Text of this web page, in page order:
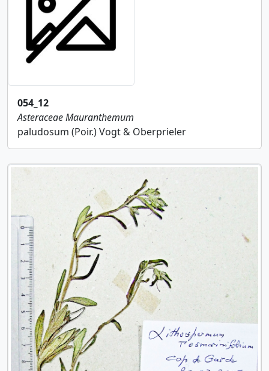
054_12
AsteraceaeMauranthemum
paludosum (Poir.) Vogt & Oberprieler